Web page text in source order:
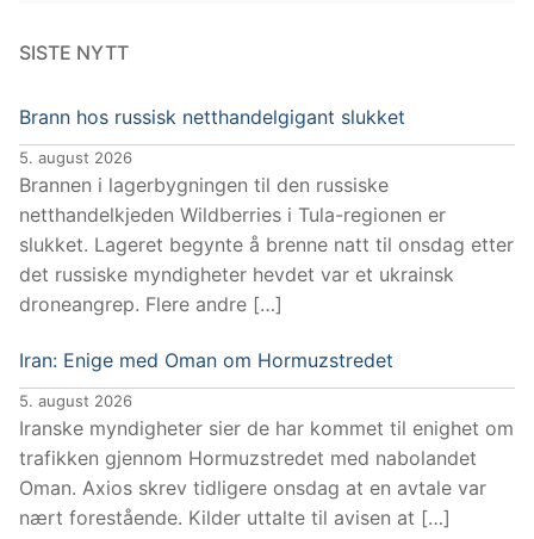
SISTE NYTT
Brann hos russisk netthandelgigant slukket
5. august 2026
Brannen i lagerbygningen til den russiske
netthandelkjeden Wildberries i Tula-regionen er
slukket. Lageret begynte å brenne natt til onsdag etter
det russiske myndigheter hevdet var et ukrainsk
droneangrep. Flere andre […]
Iran: Enige med Oman om Hormuzstredet
5. august 2026
Iranske myndigheter sier de har kommet til enighet om
trafikken gjennom Hormuzstredet med nabolandet
Oman. Axios skrev tidligere onsdag at en avtale var
nært forestående. Kilder uttalte til avisen at […]